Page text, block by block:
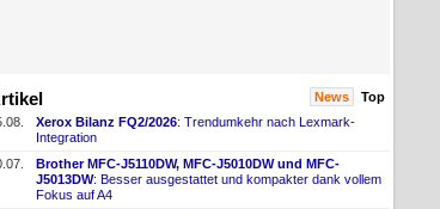
News
Top
Xerox Bilanz FQ2/2026: Trendumkehr nach Lexmark-
Integration
Brother MFC-​J5110DW, MFC-​J5010DW und MFC-
J5013DW: Besser ausgestattet und kompakter dank vollem
Fokus auf A4